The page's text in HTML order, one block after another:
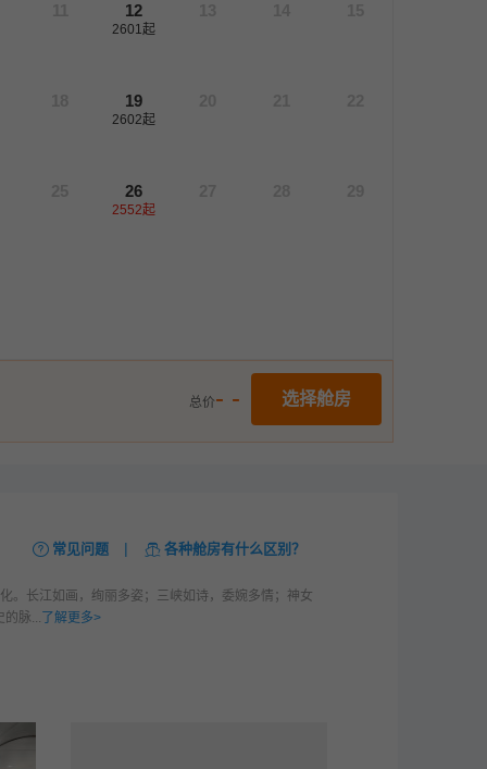
12
2601起
19
2602起
26
2552起
选择舱房
总价- -
常见问题 | 各种舱房有什么区别？
。长江如画，绚丽多姿；三峡如诗，委婉多情；神女
的脉... 了解更多>